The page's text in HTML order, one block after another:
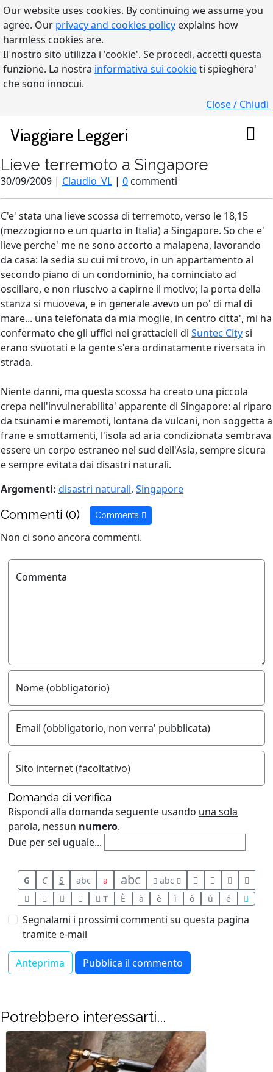
Our website uses cookies. By continuing we assume you
agree. Our privacy and cookies policy explains how
harmless cookies are.
Il nostro sito utilizza i 'cookie'. Se procedi, accetti questa
funzione. La nostra informativa sui cookieti spieghera'
che sono innocui.
Close / Chiudi
Viaggiare Leggeri
Lieve terremoto a Singapore
30/09/2009 | Claudio_VL | 0 commenti
C'e' stata una lieve scossa di terremoto, verso le 18,15
(mezzogiorno e un quarto in Italia) a Singapore. So che e'
lieve perche' me ne sono accorto a malapena, lavorando
da casa: la sedia su cui mi trovo, in un appartamento al
secondo piano di un condominio, ha cominciato ad
oscillare, e non riuscivo a capirne il motivo; la porta della
stanza si muoveva, e in generale avevo un po' di mal di
mare... una telefonata da mia moglie, in centro citta', mi ha
confermato che gli uffici nei grattacieli di Suntec Citysi
erano svuotati e la gente s'era ordinatamente riversata in
strada.
Niente danni, ma questa scossa ha creato una piccola
crepa nell'invulnerabilita' apparente di Singapore: al riparo
da tsunami e maremoti, lontana da vulcani, non soggetta a
frane e smottamenti, l'isola ad aria condizionata sembrava
essere un corpo estraneo nel sud dell'Asia, sempre sicura
e sempre evitata dai disastri naturali.
Argomenti: disastri naturali, Singapore
Commenti (0) Commenta
Non ci sono ancora commenti.
Commenta
Nome (obbligatorio)
Email (obbligatorio, non verra' pubblicata)
Sito internet (facoltativo)
Domanda di verifica
Rispondi alla domanda seguente usando una sola
parola, nessun numero.
Due per sei uguale...
G C S abc a abc
abc
T
È à è ì ò ù é
Segnalami i prossimi commenti su questa pagina
tramite e-mail
Potrebbero interessarti...